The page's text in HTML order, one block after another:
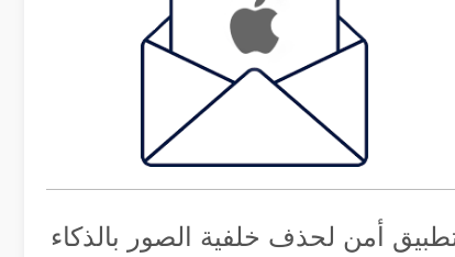
أمن لحذف خلفية الصور بالذكاء